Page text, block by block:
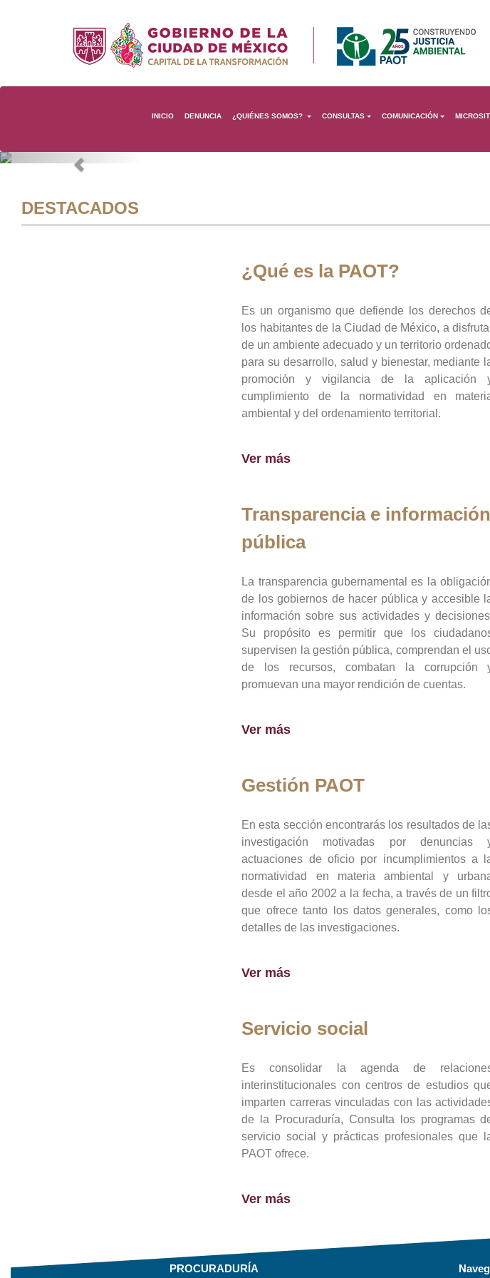
INICIO DENUNCIA ¿QUIÉNES SOMOS? CONSULTAS COMUNICACIÓN
Previous
DESTACADOS
¿Qué es la PAOT?
Es un organismo que defiende los derechos
los habitantes de la Ciudad de México, a
de un ambiente adecuado y un territorio
para su desarrollo, salud y bienestar, mediante
promoción y vigilancia de la aplicación
cumplimiento de la normatividad en
ambiental y del ordenamiento territorial.
Ver más
Transparencia e información
pública
La transparencia gubernamental es la
de los gobiernos de hacer pública y accesible
información sobre sus actividades y
Su propósito es permitir que los
supervisen la gestión pública, comprendan el
de los recursos, combatan la corrupción
promuevan una mayor rendición de cuentas.
Ver más
Gestión PAOT
En esta sección encontrarás los resultados de
investigación motivadas por denuncias
actuaciones de oficio por incumplimientos a
normatividad en materia ambiental y
desde el año 2002 a la fecha, a través de un
que ofrece tanto los datos generales, como
detalles de las investigaciones.
Ver más
Servicio social
Es consolidar la agenda de
interinstitucionales con centros de estudios
imparten carreras vinculadas con las
de la Procuraduría, Consulta los programas
servicio social y prácticas profesionales que
PAOT ofrece.
Ver más
PROCURADURÍA